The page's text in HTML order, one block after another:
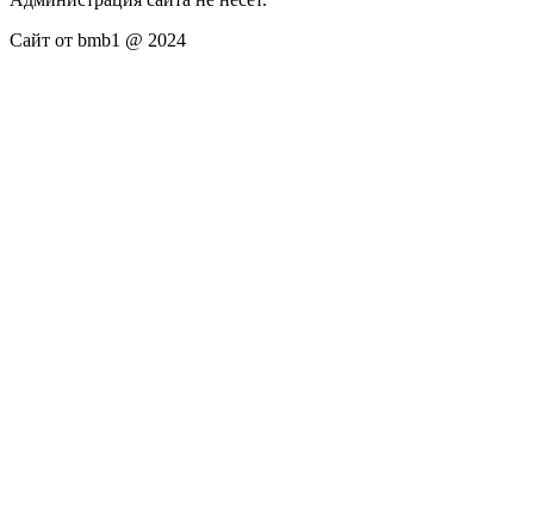
Сайт от bmb1 @ 2024